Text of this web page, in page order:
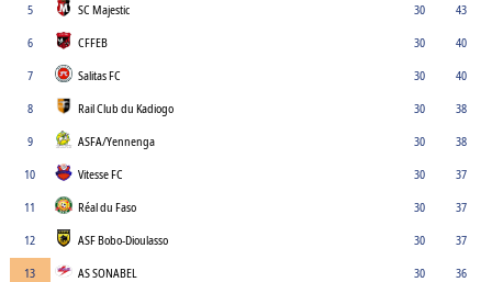
5
SC Majestic 30
43
6
CFFEB 30
40
7
Salitas FC 30
40
8
Rail Club du Kadiogo 30
38
9
ASFA/Yennenga 30
38
10
Vitesse FC 30
37
11
Réal du Faso 30
37
12
ASF Bobo-Dioulasso 30
37
13
AS SONABEL 30
36